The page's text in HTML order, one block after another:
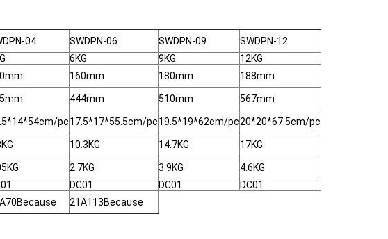
04 SWDPN-06 SWDPN-09
SWDPN-12
6KG 9KG
12KG
160mm 180mm
188mm
444mm 510mm
567mm
pc17.5*17*55.5cm/pc19.5*19*62cm/pc20*20*67.5cm/pc
10.3KG 14.7KG
17KG
2.7KG 3.9KG
4.6KG
DC01 DC01
DC01
21A113Because